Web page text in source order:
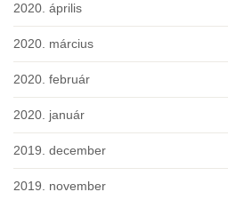
2020. április
2020. március
2020. február
2020. január
2019. december
2019. november